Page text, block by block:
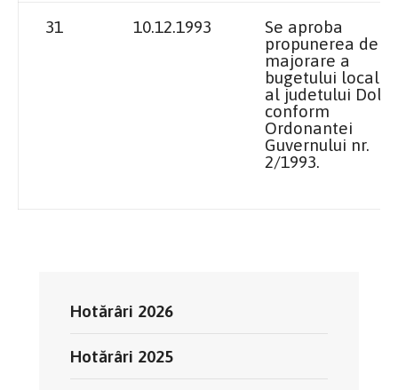
31 10.12.1993
Se aproba
propunerea de
majorare a
bugetului local
al judetului Dolj,
conform
Ordonantei
Guvernului nr.
2/1993.
Hotărâri 2026
Hotărâri 2025